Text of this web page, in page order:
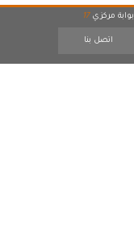
بوابة مركزي 17
اتصل بنا